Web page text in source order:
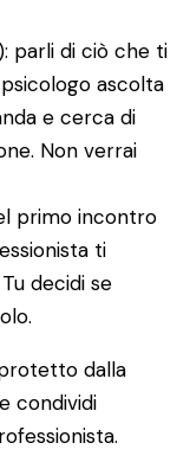
parli di ciò che ti
ascolta
e cerca di
Non verrai
primo incontro
ti
decidi se
dalla
condividi